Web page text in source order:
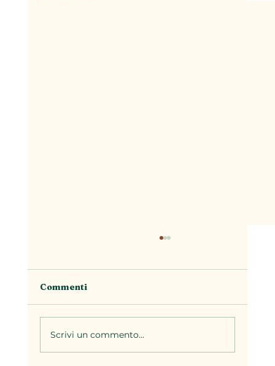
Commenti
Scrivi un commento...